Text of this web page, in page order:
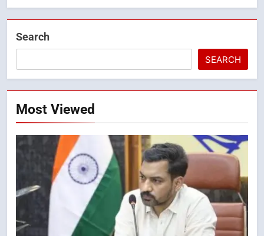
Search
SEARCH
Most Viewed